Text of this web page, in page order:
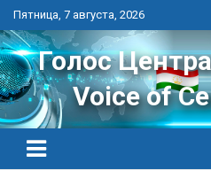
Перейти
к
контенту
Пятница, 7 августа, 2026
Голос
Voice of